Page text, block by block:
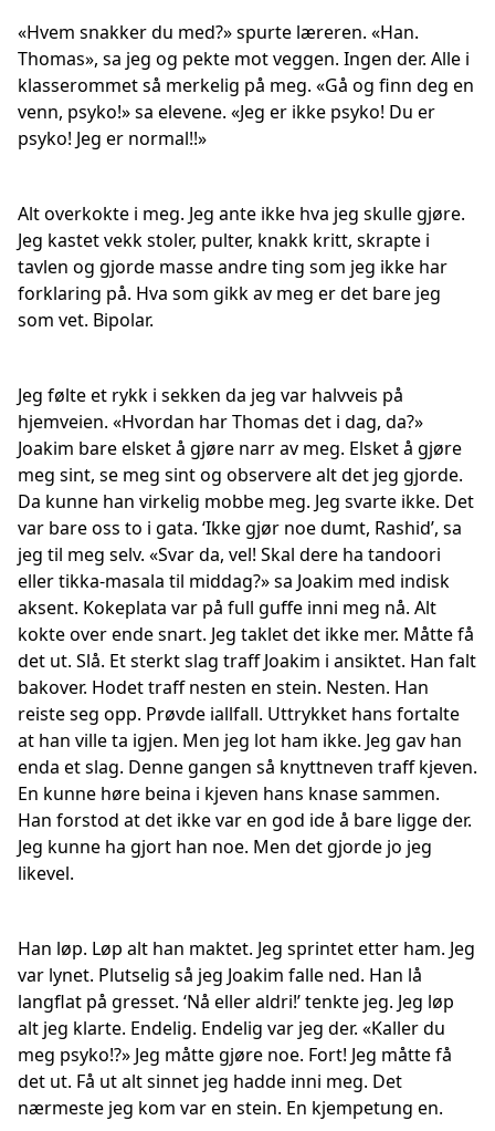
«Hvem snakker du med?» spurte læreren. «Han.
Thomas», sa jeg og pekte mot veggen. Ingen der. Alle i
klasserommet så merkelig på meg. «Gå og finn deg en
venn, psyko!» sa elevene. «Jeg er ikke psyko! Du er
psyko! Jeg er normal!!»
Alt overkokte i meg. Jeg ante ikke hva jeg skulle gjøre.
Jeg kastet vekk stoler, pulter, knakk kritt, skrapte i
tavlen og gjorde masse andre ting som jeg ikke har
forklaring på. Hva som gikk av meg er det bare jeg
som vet. Bipolar.
Jeg følte et rykk i sekken da jeg var halvveis på
hjemveien. «Hvordan har Thomas det i dag, da?»
Joakim bare elsket å gjøre narr av meg. Elsket å gjøre
meg sint, se meg sint og observere alt det jeg gjorde.
Da kunne han virkelig mobbe meg. Jeg svarte ikke. Det
var bare oss to i gata. ‘Ikke gjør noe dumt, Rashid’, sa
jeg til meg selv. «Svar da, vel! Skal dere ha tandoori
eller tikka-masala til middag?» sa Joakim med indisk
aksent. Kokeplata var på full guffe inni meg nå. Alt
kokte over ende snart. Jeg taklet det ikke mer. Måtte få
det ut. Slå. Et sterkt slag traff Joakim i ansiktet. Han falt
bakover. Hodet traff nesten en stein. Nesten. Han
reiste seg opp. Prøvde iallfall. Uttrykket hans fortalte
at han ville ta igjen. Men jeg lot ham ikke. Jeg gav han
enda et slag. Denne gangen så knyttneven traff kjeven.
En kunne høre beina i kjeven hans knase sammen.
Han forstod at det ikke var en god ide å bare ligge der.
Jeg kunne ha gjort han noe. Men det gjorde jo jeg
likevel.
Han løp. Løp alt han maktet. Jeg sprintet etter ham. Jeg
var lynet. Plutselig så jeg Joakim falle ned. Han lå
langflat på gresset. ‘Nå eller aldri!’ tenkte jeg. Jeg løp
alt jeg klarte. Endelig. Endelig var jeg der. «Kaller du
meg psyko!?» Jeg måtte gjøre noe. Fort! Jeg måtte få
det ut. Få ut alt sinnet jeg hadde inni meg. Det
nærmeste jeg kom var en stein. En kjempetung en.